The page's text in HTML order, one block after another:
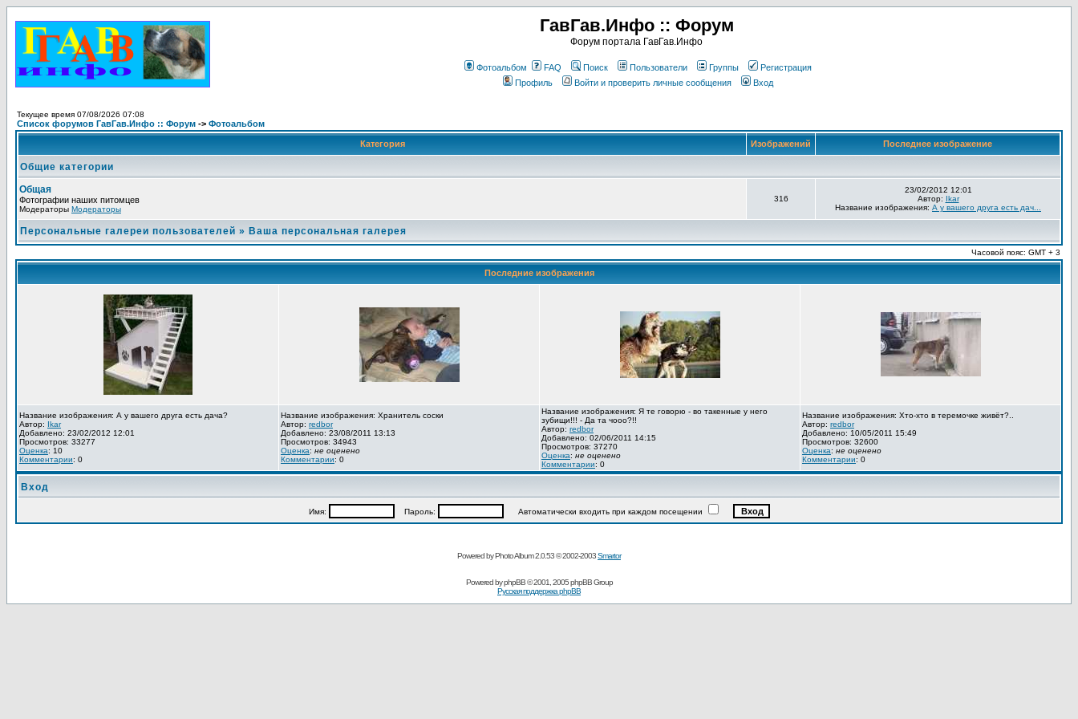
ГавГав.Инфо :: Форум
Форум портала ГавГав.Инфо
Фотоальбом FAQ Поиск Пользователи Группы
Регистрация
Профиль
Войти и проверить личные сообщения Вход
Текущее время 07/08/2026 07:08
Список форумов ГавГав.Инфо :: Форум -> Фотоальбом
Категория Изображений Последнее изображение
Общие категории
Общая
Фотографии наших питомцев
Модераторы Модераторы
316
23/02/2012 12:01
Автор: Ikar
Название изображения: А у вашего друга есть дач...
Персональные галереи пользователей » Ваша персональная галерея
Часовой пояс: GMT + 3
Последние изображения
Название изображения: А у вашего друга есть дача?
Автор: Ikar
Добавлено: 23/02/2012 12:01
Просмотров: 33277
Оценка: 10
Комментарии: 0
Название изображения: Хранитель соски
Автор: redbor
Добавлено: 23/08/2011 13:13
Просмотров: 34943
Оценка: не оценено
Комментарии: 0
Название изображения: Я те говорю - во такенные у него
зубищи!!! - Да та чооо?!!
Автор: redbor
Добавлено: 02/06/2011 14:15
Просмотров: 37270
Оценка: не оценено
Комментарии: 0
Название изображения: Хто-хто в теремочке живёт?..
Автор: redbor
Добавлено: 10/05/2011 15:49
Просмотров: 32600
Оценка: не оценено
Комментарии: 0
Вход
Имя: Пароль: Автоматически входить при каждом посещении
Powered by Photo Album 2.0.53 © 2002-2003Smartor
Powered byphpBB© 2001, 2005 phpBB Group
Русская поддержка phpBB